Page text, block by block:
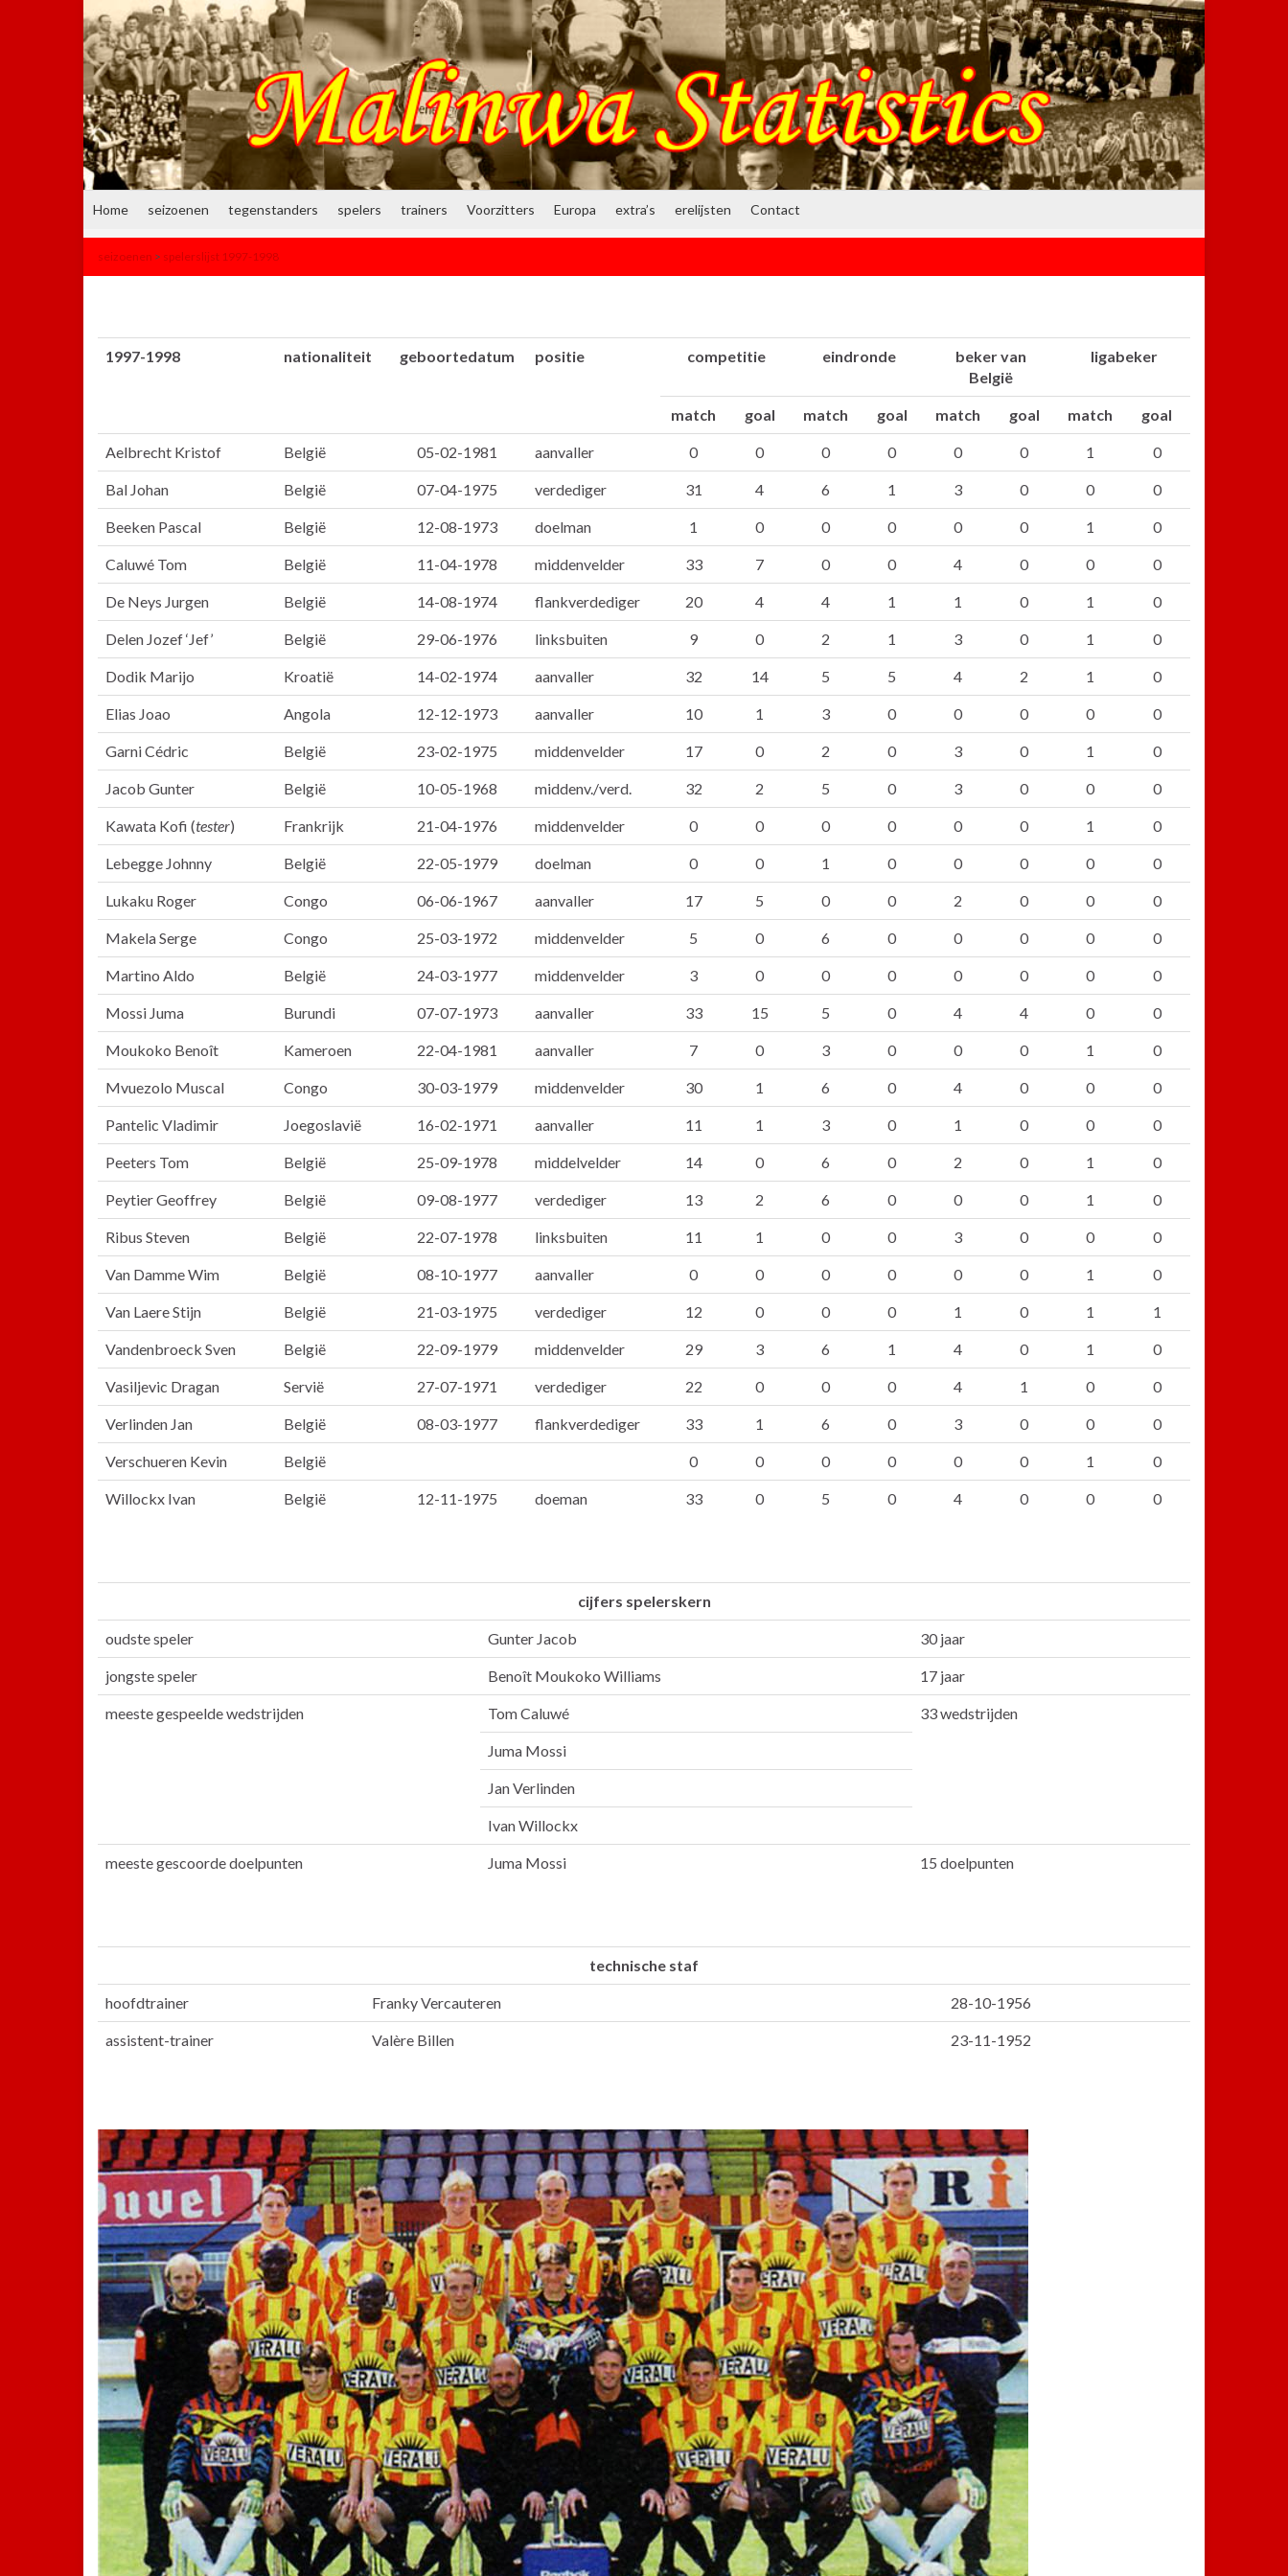
Home seizoenen tegenstanders spelers trainers Voorzitters Europa extra’s erelijsten Contact
seizoenen > spelerslijst 1997-1998
1997-1998 nationaliteit geboortedatum positie competitie eindronde
beker van
België
ligabeker
match goal match goal match goal match goal
Aelbrecht Kristof België 05-02-1981 aanvaller 0 0 0 0 0 0 1 0
Bal Johan België 07-04-1975 verdediger 31 4 6 1 3 0 0 0
Beeken Pascal België 12-08-1973 doelman 1 0 0 0 0 0 1 0
Caluwé Tom België 11-04-1978 middenvelder 33 7 0 0 4 0 0 0
De Neys Jurgen België 14-08-1974 flankverdediger 20 4 4 1 1 0 1 0
Delen Jozef ‘Jef’ België 29-06-1976 linksbuiten 9 0 2 1 3 0 1 0
Dodik Marijo Kroatië 14-02-1974 aanvaller 32 14 5 5 4 2 1 0
Elias Joao Angola 12-12-1973 aanvaller 10 1 3 0 0 0 0 0
Garni Cédric België 23-02-1975 middenvelder 17 0 2 0 3 0 1 0
Jacob Gunter België 10-05-1968 middenv./verd. 32 2 5 0 3 0 0 0
Kawata Kofi (tester) Frankrijk 21-04-1976 middenvelder 0 0 0 0 0 0 1 0
Lebegge Johnny België 22-05-1979 doelman 0 0 1 0 0 0 0 0
Lukaku Roger Congo 06-06-1967 aanvaller 17 5 0 0 2 0 0 0
Makela Serge Congo 25-03-1972 middenvelder 5 0 6 0 0 0 0 0
Martino Aldo België 24-03-1977 middenvelder 3 0 0 0 0 0 0 0
Mossi Juma Burundi 07-07-1973 aanvaller 33 15 5 0 4 4 0 0
Moukoko Benoît Kameroen 22-04-1981 aanvaller 7 0 3 0 0 0 1 0
Mvuezolo Muscal Congo 30-03-1979 middenvelder 30 1 6 0 4 0 0 0
Pantelic Vladimir Joegoslavië 16-02-1971 aanvaller 11 1 3 0 1 0 0 0
Peeters Tom België 25-09-1978 middelvelder 14 0 6 0 2 0 1 0
Peytier Geoffrey België 09-08-1977 verdediger 13 2 6 0 0 0 1 0
Ribus Steven België 22-07-1978 linksbuiten 11 1 0 0 3 0 0 0
Van Damme Wim België 08-10-1977 aanvaller 0 0 0 0 0 0 1 0
Van Laere Stijn België 21-03-1975 verdediger 12 0 0 0 1 0 1 1
Vandenbroeck Sven België 22-09-1979 middenvelder 29 3 6 1 4 0 1 0
Vasiljevic Dragan Servië 27-07-1971 verdediger 22 0 0 0 4 1 0 0
Verlinden Jan België 08-03-1977 flankverdediger 33 1 6 0 3 0 0 0
Verschueren Kevin België 0 0 0 0 0 0 1 0
Willockx Ivan België 12-11-1975 doeman 33 0 5 0 4 0 0 0
cijfers spelerskern
oudste speler Gunter Jacob 30 jaar
jongste speler Benoît Moukoko Williams 17 jaar
meeste gespeelde wedstrijden Tom Caluwé 33 wedstrijden
Juma Mossi
Jan Verlinden
Ivan Willockx
meeste gescoorde doelpunten Juma Mossi 15 doelpunten
technische staf
hoofdtrainer Franky Vercauteren 28-10-1956
assistent-trainer Valère Billen 23-11-1952